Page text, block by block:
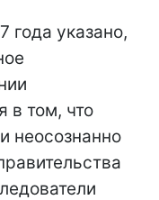
года указано,
в том, что
неосознанно